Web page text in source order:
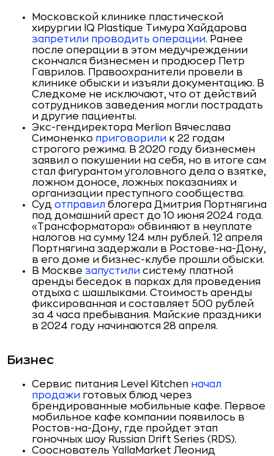
Московской клинике пластической
хирургии IQ Plastique Тимура Хайдарова
запретили проводить операции. Ранее
после операции в этом медучреждении
скончался бизнесмен и продюсер Петр
Гаврилов. Правоохранители провели в
клинике обыски и изъяли документацию. В
Следкоме не исключают, что от действий
сотрудников заведения могли пострадать
и другие пациенты.
Экс-гендиректора Merlion Вячеслава
Симоненко приговорили к 22 годам
строгого режима. В 2020 году бизнесмен
заявил о покушении на себя, но в итоге сам
стал фигурантом уголовного дела о взятке,
ложном доносе, ложных показаниях и
организации преступного сообщества.
Суд отправил блогера Дмитрия Портнягина
под домашний арест до 10 июня 2024 года.
«Трансформатора» обвиняют в неуплате
налогов на сумму 124 млн рублей. 12 апреля
Портнягина задержали в Ростове-на-Дону,
в его доме и бизнес-клубе прошли обыски.
В Москве запустили систему платной
аренды беседок в парках для проведения
отдыха с шашлыками. Стоимость аренды
фиксированная и составляет 500 рублей
за 4 часа пребывания. Майские праздники
в 2024 году начинаются 28 апреля.
Бизнес
Сервис питания Level Kitchen начал
продажи готовых блюд через
брендированные мобильные кафе. Первое
мобильное кафе компании появилось в
Ростов-на-Дону, где пройдет этап
гоночных шоу Russian Drift Series (RDS).
Сооснователь YallaMarket Леонид